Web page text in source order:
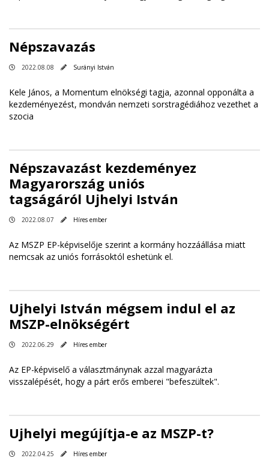
Népszavazás
2022.08.08 Surányi István
Kele János, a Momentum elnökségi tagja, azonnal opponálta a
kezdeményezést, mondván nemzeti sorstragédiához vezethet a
szocia
Népszavazást kezdeményez
Magyarország uniós
tagságáról Ujhelyi István
2022.08.07 Híres ember
Az MSZP EP-képviselője szerint a kormány hozzáállása miatt
nemcsak az uniós forrásoktól eshetünk el.
Ujhelyi István mégsem indul el az
MSZP-elnökségért
2022.06.29 Híres ember
Az EP-képviselő a választmánynak azzal magyarázta
visszalépését, hogy a párt erős emberei "befeszültek".
Ujhelyi megújítja-e az MSZP-t?
2022.04.25 Híres ember